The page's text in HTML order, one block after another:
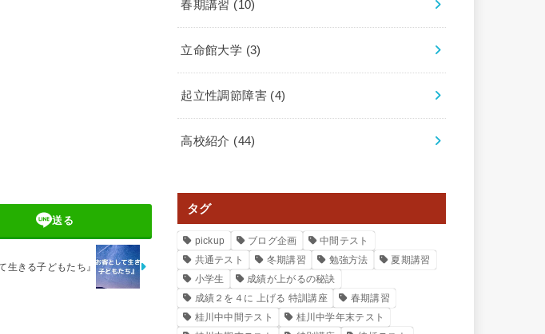
送る
生きる子どもたち』
春期講習 (10)
立命館大学 (3)
起立性調節障害 (4)
高校紹介 (44)
タグ
pickup ブログ企画
中間テスト
共通テスト
冬期講習 勉強方法
夏期講習
小学生
成績が上がるの秘訣
成績２を４に 上げる 特訓講座
春期講習
桂川中中間テスト
桂川中学年末テスト